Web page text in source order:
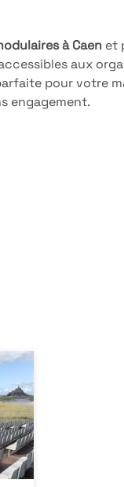
à Caen et
aux
pour votre
engagement.